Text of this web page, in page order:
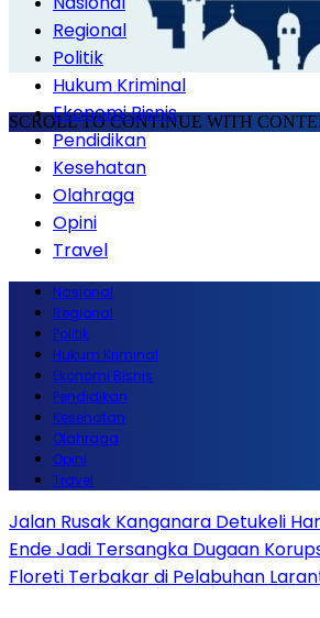
SCROLL TO CONTINUE WITH
Regional
Politik
Hukum Kriminal
Ekonomi Bisnis
Pendidikan
Kesehatan
Olahraga
Opini
Travel
Nasional
Regional
Politik
Hukum Kriminal
Ekonomi Bisnis
Pendidikan
Kesehatan
Olahraga
Opini
Travel
Jalan Rusak Kanganara Detukeli
Ende Jadi Tersangka Dugaan
Floreti Terbakar di Pelabuhan